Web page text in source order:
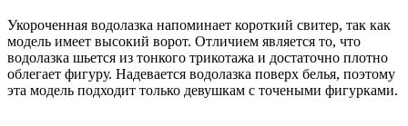
Укороченная водолазка напоминает короткий свитер, так как
модель имеет высокий ворот. Отличием является то, что
водолазка шьется из тонкого трикотажа и достаточно плотно
облегает фигуру. Надевается водолазка поверх белья, поэтому
эта модель подходит только девушкам с точеными фигурками.